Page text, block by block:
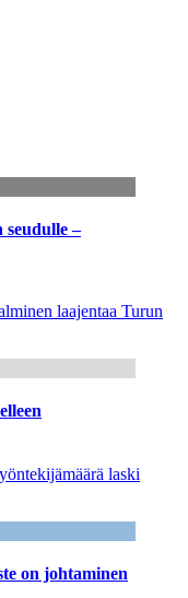
seudulle –
laajentaa Turun
laski
on johtaminen